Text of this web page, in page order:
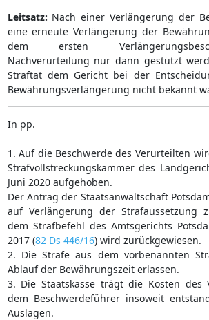
Leitsatz: Nach einer Verlängerung der
eine erneute Verlängerung der
dem ersten
Nachverurteilung nur dann gestützt
Straftat dem Gericht bei der
Bewährungsverlängerung nicht bekannt
In pp.
1. Auf die Beschwerde des Verurteilten
Strafvollstreckungskammer des
Juni 2020 aufgehoben.
Der Antrag der Staatsanwaltschaft
auf Verlängerung der Strafaussetzung
dem Strafbefehl des Amtsgerichts
2017 (82 Ds 446/16) wird zurückgewiesen.
2. Die Strafe aus dem vorbenannten
Ablauf der Bewährungszeit erlassen.
3. Die Staatskasse trägt die Kosten des
dem Beschwerdeführer insoweit
Auslagen.